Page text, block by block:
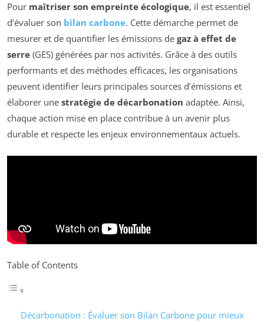
Pour maîtriser son empreinte écologique, il est essentiel
d’évaluer son bilan carbone. Cette démarche permet de
mesurer et de quantifier les émissions de gaz à effet de
serre (GES) générées par nos activités. Grâce à des outils
performants et des méthodes efficaces, les organisations
peuvent identifier leurs principales sources d’émissions et
élaborer une stratégie de décarbonation adaptée. Ainsi,
chaque action mise en place contribue à un avenir plus
durable et respecte les enjeux environnementaux actuels.
Table of Contents
Décarbonation : Évaluer son Bilan Carbone pour mieux